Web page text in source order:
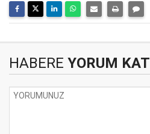
HABERE YORUM KAT